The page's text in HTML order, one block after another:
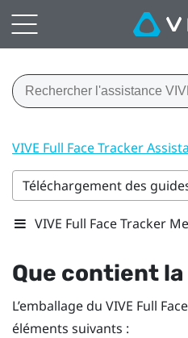
VIVE Full Face Tracker
Téléchargement des
VIVE Full Face Tracker
Que contient
L’emballage du VIVE Full
éléments suivants :